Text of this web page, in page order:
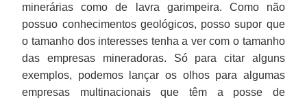
minerárias como de lavra garimpeira. Como não
possuo conhecimentos geológicos, posso supor que
o tamanho dos interesses tenha a ver com o tamanho
das empresas mineradoras. Só para citar alguns
exemplos, podemos lançar os olhos para algumas
empresas multinacionais que têm a posse de